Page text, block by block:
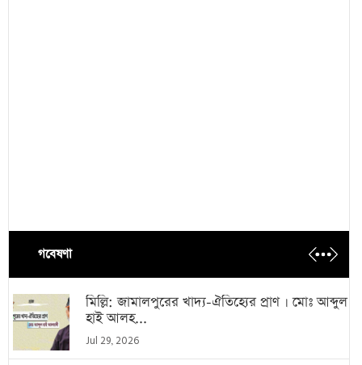
গবেষণা
মিল্লি: জামালপুরের খাদ্য-ঐতিহ্যের প্রাণ । মোঃ আব্দুল
হাই আলহ...
Jul 29, 2026